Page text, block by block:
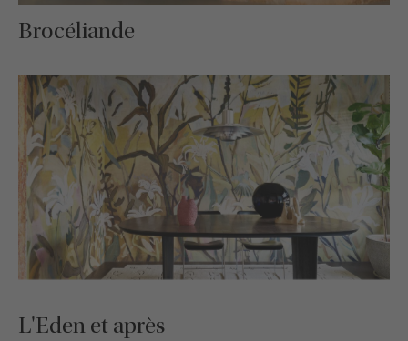
Brocéliande
L'Eden et après